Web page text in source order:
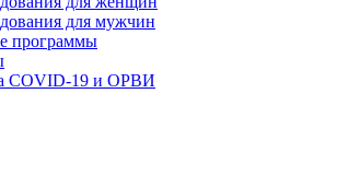
для мужчин
программы
COVID-19 и ОРВИ